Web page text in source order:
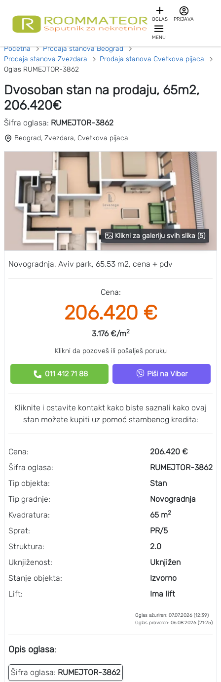
OGLAS PRIJAVA
MENU
Početna
Prodaja stanova Beograd
Prodaja stanova Zvezdara
Prodaja stanova Cvetkova pijaca
Oglas RUMEJTOR-3862
Dvosoban stan na prodaju, 65m2,
206.420€
Šifra oglasa: RUMEJTOR-3862
Beograd, Zvezdara, Cvetkova pijaca
Klikni za galeriju svih slika (5)
Novogradnja, Aviv park, 65.53 m2, cena + pdv
Cena:
206.420 €
3.176 €/m2
Klikni da pozoveš ili pošalješ poruku
011 412 71 88 Piši na Viber
Kliknite i ostavite kontakt kako biste saznali kako ovaj
stan možete kupiti uz pomoć stambenog kredita:
Cena:
Šifra oglasa:
Tip objekta:
Tip gradnje:
Kvadratura:
Sprat:
Struktura:
Uknjiženost:
Stanje objekta:
Lift:
206.420 €
RUMEJTOR-3862
Stan
Novogradnja
65 m2
PR/5
2.0
Uknjižen
Izvorno
Ima lift
Oglas ažuriran: 07.07.2026 (12:39)
Oglas proveren: 06.08.2026 (21:25)
Opis oglasa:
Šifra oglasa: RUMEJTOR-3862